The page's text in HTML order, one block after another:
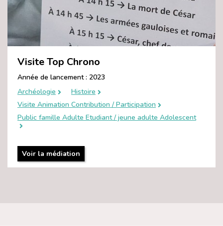
Visite Top Chrono
Année de lancement : 2023
Archéologie
Histoire
Visite Animation Contribution / Participation
Public famille Adulte Etudiant / jeune adulte Adolescent
Voir la médiation